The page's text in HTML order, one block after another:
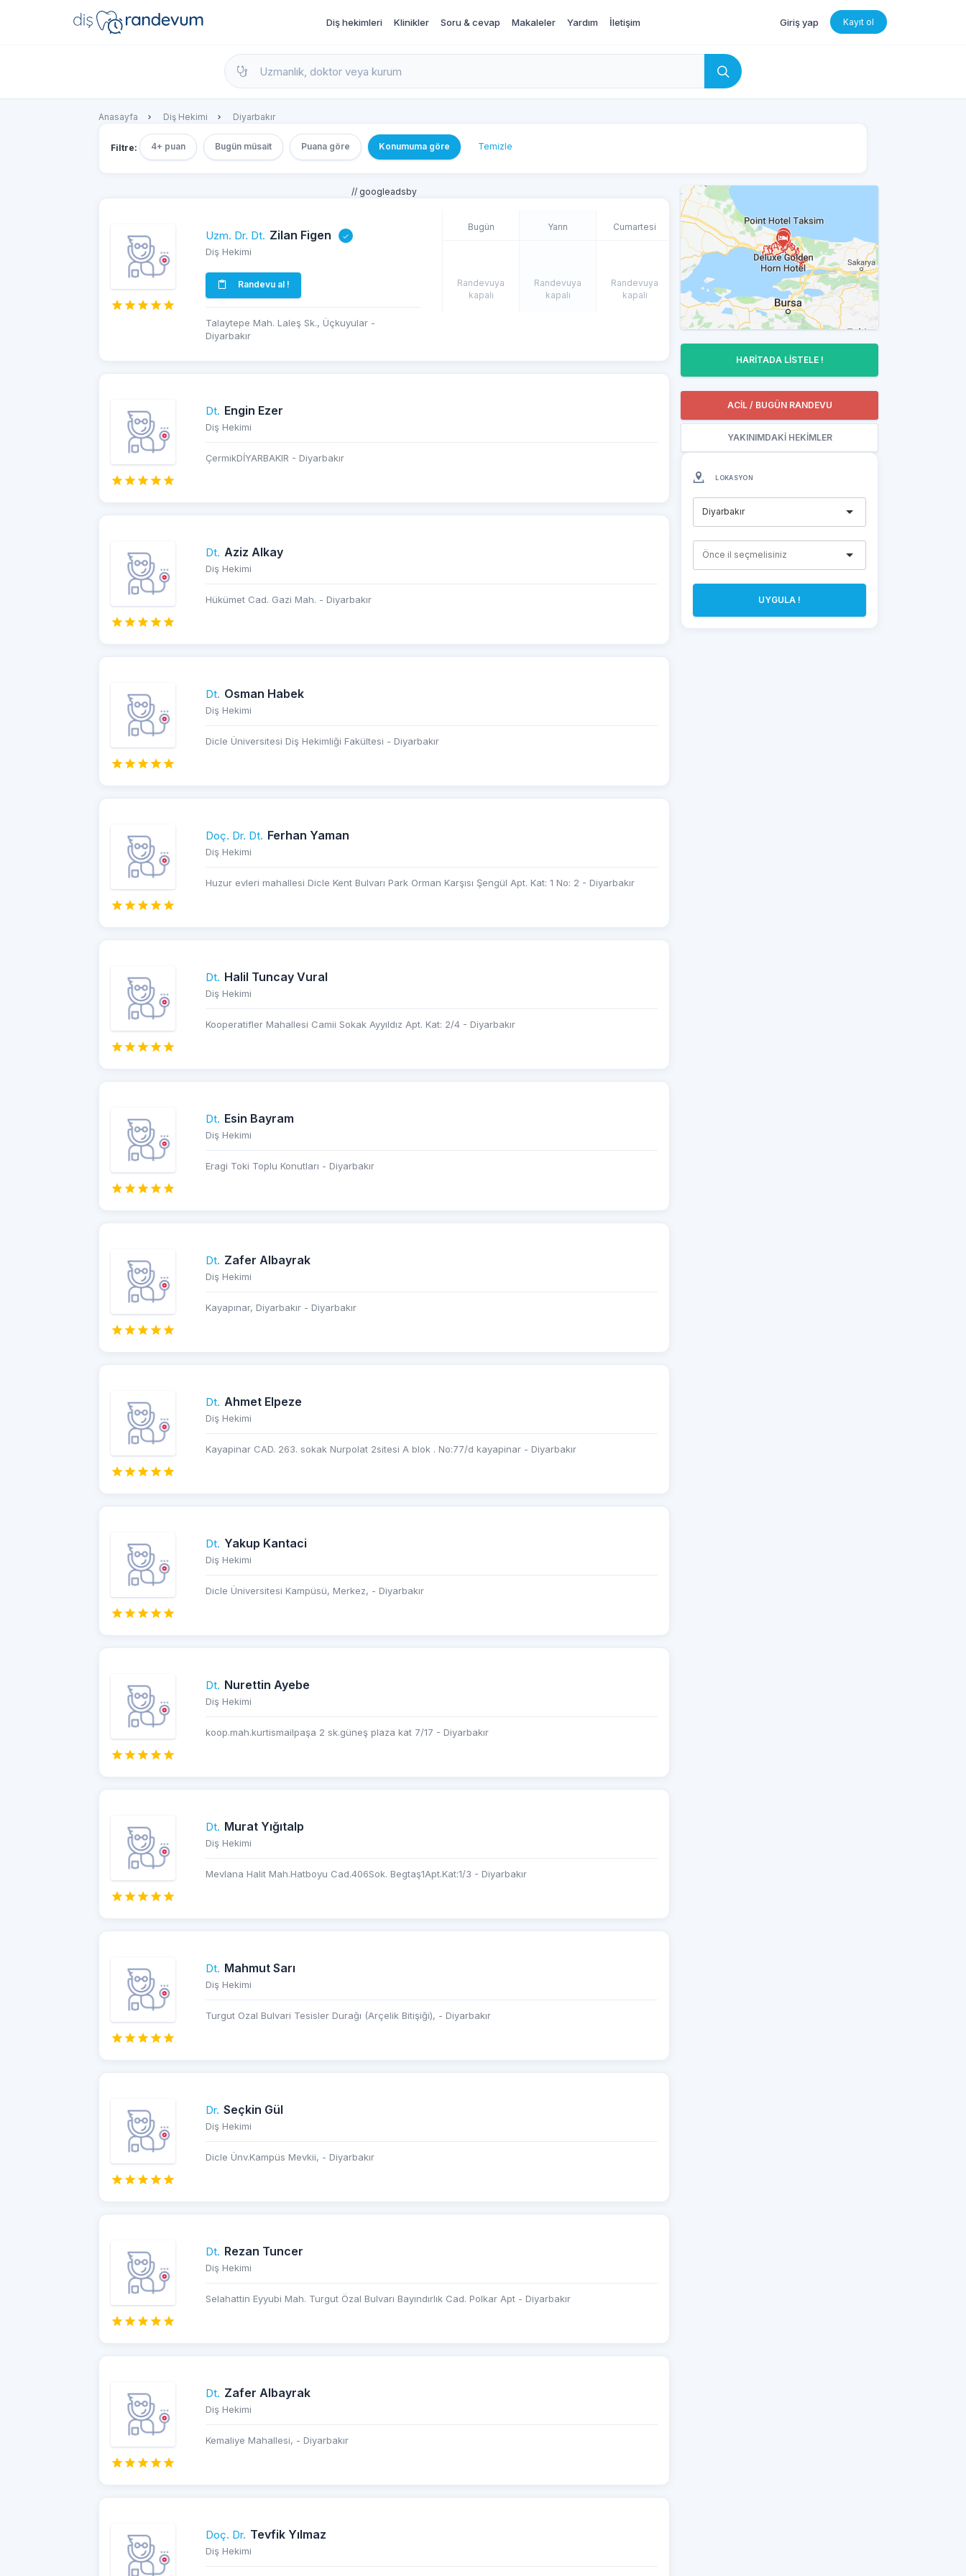
dishekimleri.net - Diş Hekimi Bul, Yorumları İncele ve Randevu Al Giriş yap Kayıt ol
Diş hekimleri Klinikler Soru & cevap Makaleler Yardım İletişim
Anasayfa Diş Hekimi Diyarbakır
Filtre: 4+ puan Bugün müsait Puana göre Konumuma göre Temizle
// googleadsby
Uzm. Dr. Dt. Zilan Figen
Diş Hekimi
Randevu al !
Talaytepe Mah. Laleş Sk., Üçkuyular -
Diyarbakır
Bugün
Randevuya
kapalı
Yarın
Randevuya
kapalı
Cumartesi
Randevuya
kapalı
Dt. Engin Ezer
Diş Hekimi
ÇermikDİYARBAKIR - Diyarbakır
Dt. Aziz Alkay
Diş Hekimi
Hükümet Cad. Gazi Mah. - Diyarbakır
Dt. Osman Habek
Diş Hekimi
Dicle Üniversitesi Diş Hekimliği Fakültesi - Diyarbakır
Doç. Dr. Dt. Ferhan Yaman
Diş Hekimi
Huzur evleri mahallesi Dicle Kent Bulvarı Park Orman Karşısı Şengül Apt. Kat: 1 No: 2 - Diyarbakır
Dt. Halil Tuncay Vural
Diş Hekimi
Kooperatifler Mahallesi Camii Sokak Ayyıldız Apt. Kat: 2/4 - Diyarbakır
Dt. Esin Bayram
Diş Hekimi
Eragi Toki Toplu Konutları - Diyarbakır
Dt. Zafer Albayrak
Diş Hekimi
Kayapınar, Diyarbakır - Diyarbakır
Dt. Ahmet Elpeze
Diş Hekimi
Kayapinar CAD. 263. sokak Nurpolat 2sitesi A blok . No:77/d kayapinar - Diyarbakır
Dt. Yakup Kantaci
Diş Hekimi
Dicle Üniversitesi Kampüsü, Merkez, - Diyarbakır
Dt. Nurettin Ayebe
Diş Hekimi
koop.mah.kurtismailpaşa 2 sk.güneş plaza kat 7/17 - Diyarbakır
Dt. Murat Yığıtalp
Diş Hekimi
Mevlana Halit Mah.Hatboyu Cad.406Sok. Begtaş1Apt.Kat:1/3 - Diyarbakır
Dt. Mahmut Sarı
Diş Hekimi
Turgut Ozal Bulvari Tesisler Durağı (Arçelik Bitişiği), - Diyarbakır
Dr. Seçkin Gül
Diş Hekimi
Dicle Ünv.Kampüs Mevkii, - Diyarbakır
Dt. Rezan Tuncer
Diş Hekimi
Selahattin Eyyubi Mah. Turgut Özal Bulvarı Bayındırlık Cad. Polkar Apt - Diyarbakır
Dt. Zafer Albayrak
Diş Hekimi
Kemaliye Mahallesi, - Diyarbakır
Doç. Dr. Tevfik Yılmaz
Diş Hekimi
HARİTADA LİSTELE !
ACİL / BUGÜN RANDEVU
YAKINIMDAKİ HEKİMLER
LOKASYON
Diyarbakır
UYGULA !